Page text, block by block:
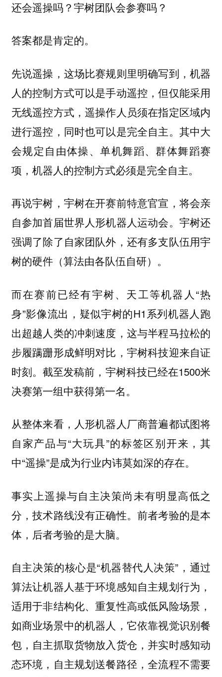
还会遥操吗？宇树团队会参赛吗？
答案都是肯定的。
先说遥操，这场比赛规则里明确写到，机器
人的控制方式可以是手动遥控，但仅能采用
无线遥控方式，遥操作人员须在指定区域内
进行遥控，同时也可以是完全自主。其中大
会规定自由体操、单机舞蹈、群体舞蹈赛
项，机器人的控制方式必须是完全自主。
再说宇树，宇树在开赛前特意官宣，将会亲
自参加首届世界人形机器人运动会。宇树还
强调了除了自家团队外，还有多支队伍用宇
树的硬件（算法由各队伍自研）。
而在赛前已经有宇树、天工等机器人“热
身”影像流出，疑似宇树的H1系列机器人跑
出超越人类的冲刺速度，这与半程马拉松的
步履蹒跚形成鲜明对比，宇树科技迎来自证
时刻。截至发稿前，宇树科技已经在1500米
决赛第一组中获得第一名。
从整体来看，人形机器人厂商普遍都试图将
自家产品与“大玩具”的标签区别开来，其
中“遥操”是成为行业内讳莫如深的存在。
事实上遥操与自主决策尚未有明显高低之
分，技术路线没有正确性。前者考验的是本
体，后者考验的是大脑。
自主决策的核心是“机器替代人决策”，通过
算法让机器人基于环境感知自主规划行为，
适用于非结构化、重复性高或低风险场景，
如商业场景中的机器人，它依靠视觉识别餐
包，自主抓取货物放入货仓，并实时感知动
态环境，自主规划送餐路径，全流程不需要